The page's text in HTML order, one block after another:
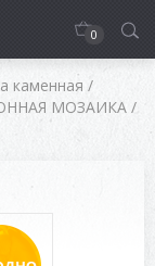
0
каменная /
МОЗАИКА /